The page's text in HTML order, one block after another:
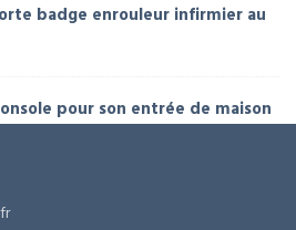
badge enrouleur infirmier au
pour son entrée de maison